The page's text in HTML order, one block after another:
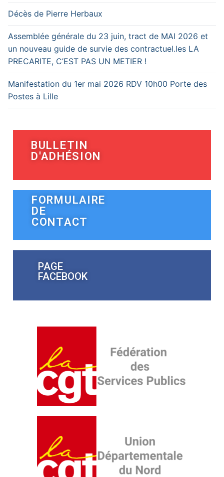
Décès de Pierre Herbaux
Assemblée générale du 23 juin, tract de MAI 2026 et
un nouveau guide de survie des contractuel.les LA
PRECARITE, C’EST PAS UN METIER !
Manifestation du 1er mai 2026 RDV 10h00 Porte des
Postes à Lille
BULLETIN
D'ADHÉSION
FORMULAIRE
DE
CONTACT
PAGE
FACEBOOK